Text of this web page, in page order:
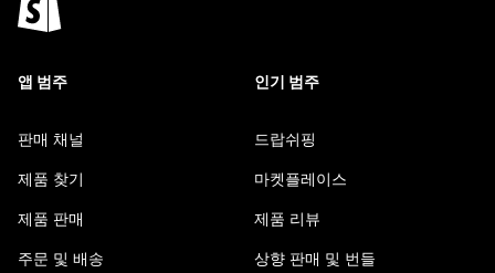
앱 범주
판매 채널
제품 찾기
제품 판매
주문 및 배송
인기 범주
드랍쉬핑
마켓플레이스
제품 리뷰
상향 판매 및 번들